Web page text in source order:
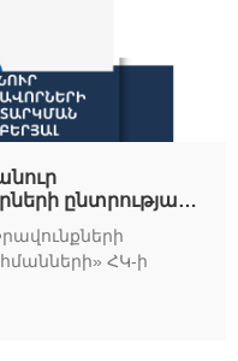
ընտրության
ՀԿ-ի